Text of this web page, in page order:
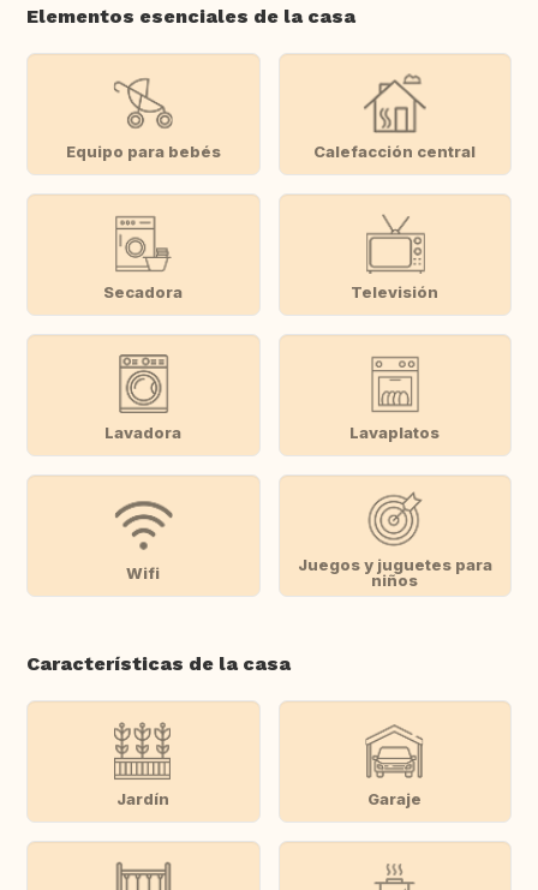
Elementos esenciales de la casa
Equipo para bebés Calefacción central
Secadora Televisión
Lavadora Lavaplatos
Wifi
Juegos y juguetes para
niños
Características de la casa
Jardín Garaje